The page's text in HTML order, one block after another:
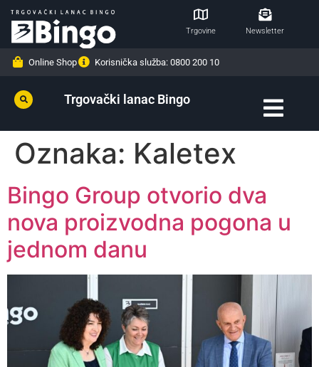
Trgovine Newsletter
Online Shop Korisnička služba: 0800 200 10
Trgovački lanac Bingo
Oznaka: Kaletex
Bingo Group otvorio dva
nova proizvodna pogona u
jednom danu